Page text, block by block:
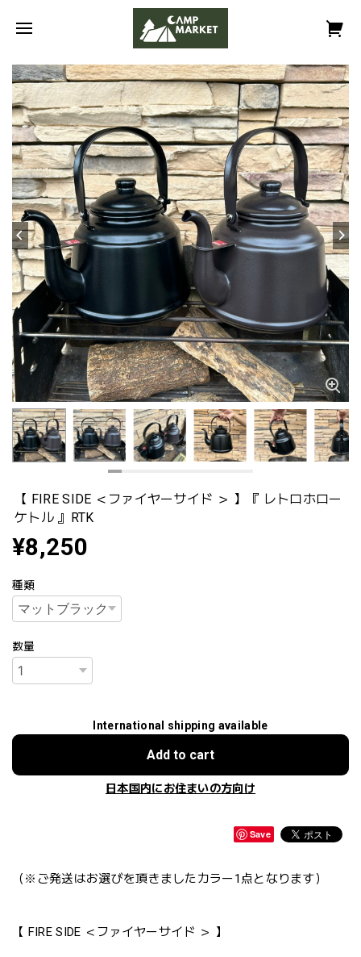
【 FIRE SIDE ＜ファイヤーサイド ＞ 】『 レトロホロー
ケトル 』RTK
¥8,250
種類
数量
International shipping available
Add to cart
日本国内にお住まいの方向け
Save
（※ご発送はお選びを頂きましたカラー1点となります）
【 FIRE SIDE ＜ファイヤーサイド ＞ 】